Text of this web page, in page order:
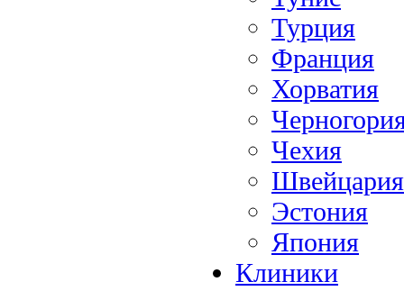
Турция
Франция
Хорватия
Чехия
Швейцария
Эстония
Япония
Клиники